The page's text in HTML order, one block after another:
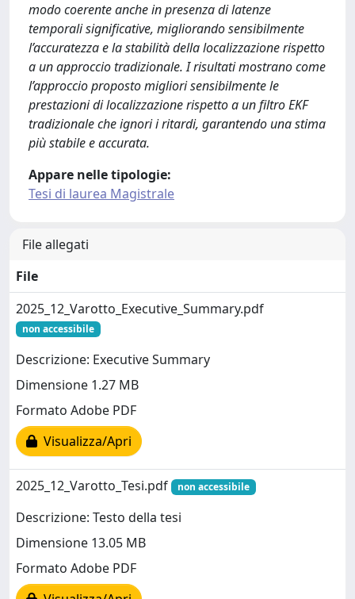
modo coerente anche in presenza di latenze
temporali significative, migliorando sensibilmente
l’accuratezza e la stabilità della localizzazione rispetto
a un approccio tradizionale. I risultati mostrano come
l’approccio proposto migliori sensibilmente le
prestazioni di localizzazione rispetto a un filtro EKF
tradizionale che ignori i ritardi, garantendo una stima
più stabile e accurata.
Appare nelle tipologie:
Tesi di laurea Magistrale
File allegati
File
2025_12_Varotto_Executive_Summary.pdf
non accessibile
Descrizione: Executive Summary
Dimensione 1.27 MB
Formato Adobe PDF
Visualizza/Apri
2025_12_Varotto_Tesi.pdf non accessibile
Descrizione: Testo della tesi
Dimensione 13.05 MB
Formato Adobe PDF